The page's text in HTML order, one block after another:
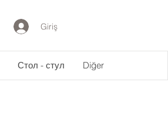
Giriş
Стол - стул Diğer